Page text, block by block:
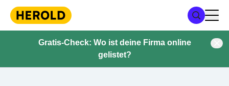
Gratis-Check: Wo ist deine Firma online
gelistet?